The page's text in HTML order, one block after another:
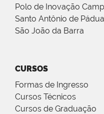
Polo de Inovação
Santo Antônio de Pádua
São João da Barra
CURSOS
Formas de Ingresso
Cursos Técnicos
Cursos de Graduação